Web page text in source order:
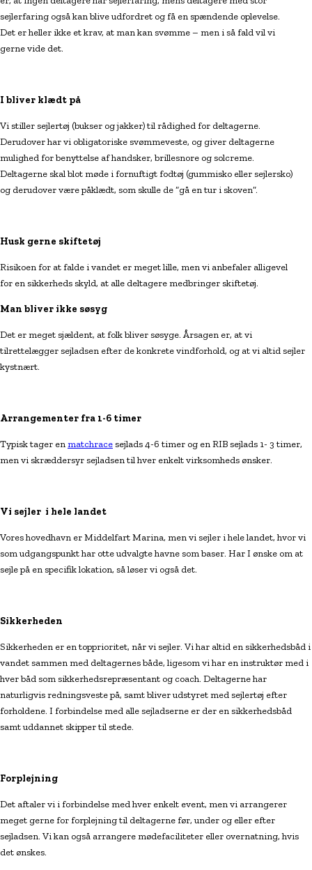
sejlerfaring også kan blive udfordret og få en spændende oplevelse.
Det er heller ikke et krav, at man kan svømme – men i så fald vil vi
gerne vide det.
I bliver klædt på
Vi stiller sejlertøj (bukser og jakker) til rådighed for deltagerne.
Derudover har vi obligatoriske svømmeveste, og giver deltagerne
mulighed for benyttelse af handsker, brillesnore og solcreme.
Deltagerne skal blot møde i fornuftigt fodtøj (gummisko eller sejlersko)
og derudover være påklædt, som skulle de “gå en tur i skoven”.
Husk gerne skiftetøj
Risikoen for at falde i vandet er meget lille, men vi anbefaler alligevel
for en sikkerheds skyld, at alle deltagere medbringer skiftetøj.
Man bliver ikke søsyg
Det er meget sjældent, at folk bliver søsyge. Årsagen er, at vi
tilrettelægger sejladsen efter de konkrete vindforhold, og at vi altid sejler
kystnært.
Arrangementer fra 1-6 timer
Typisk tager enmatchrace sejlads 4-6 timer og en RIB sejlads 1- 3 timer,
men vi skræddersyr sejladsen til hver enkelt virksomheds ønsker.
Vi sejler i hele landet
Vores hovedhavn er Middelfart Marina, men vi sejler i hele landet, hvor vi
som udgangspunkt har otte udvalgte havne som baser. Har I ønske om at
sejle på en specifik lokation, så løser vi også det.
Sikkerheden
Sikkerheden er en topprioritet, når vi sejler. Vi har altid en sikkerhedsbåd i
vandet sammen med deltagernes både, ligesom vi har en instruktør med i
hver båd som sikkerhedsrepræsentant og coach. Deltagerne har
naturligvis redningsveste på, samt bliver udstyret med sejlertøj efter
forholdene. I forbindelse med alle sejladserne er der en sikkerhedsbåd
samt uddannet skipper til stede.
Forplejning
Det aftaler vi i forbindelse med hver enkelt event, men vi arrangerer
meget gerne for forplejning til deltagerne før, under og eller efter
sejladsen. Vi kan også arrangere mødefaciliteter eller overnatning, hvis
det ønskes.